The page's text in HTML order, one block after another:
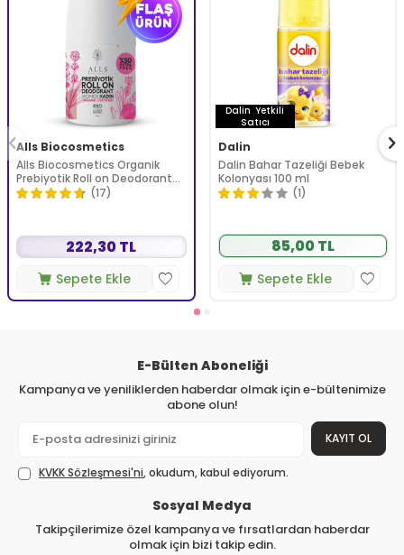
Alls Biocosmetics
Alls Biocosmetics Organik
Prebiyotik Roll on Deodorant
75 ml - Kadınlar İçin
(17)
222,30 TL
Sepete Ekle
Dalin Yetkili
Satıcı
Dalin
Dalin Bahar Tazeliği Bebek
Kolonyası 100 ml
(1)
85,00 TL
Sepete Ekle
E-Bülten Aboneliği
Kampanya ve yeniliklerden haberdar olmak için e-bültenimize
abone olun!
KAYIT OL
KVKK Sözleşmesi'ni, okudum, kabul ediyorum.
Sosyal Medya
Takipçilerimize özel kampanya ve fırsatlardan haberdar
olmak için bizi takip edin.